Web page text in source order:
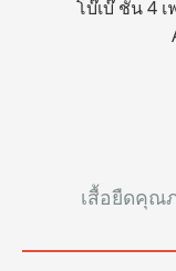
โบ๊เบ๊ ชั้น 4
เสื้อยืดคุณ